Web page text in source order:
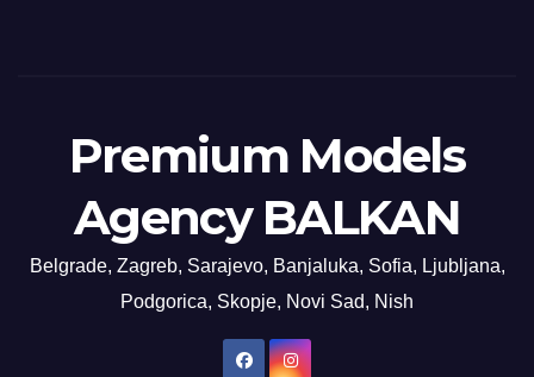
Premium Models
Agency BALKAN
Belgrade, Zagreb, Sarajevo, Banjaluka, Sofia, Ljubljana,
Podgorica, Skopje, Novi Sad, Nish